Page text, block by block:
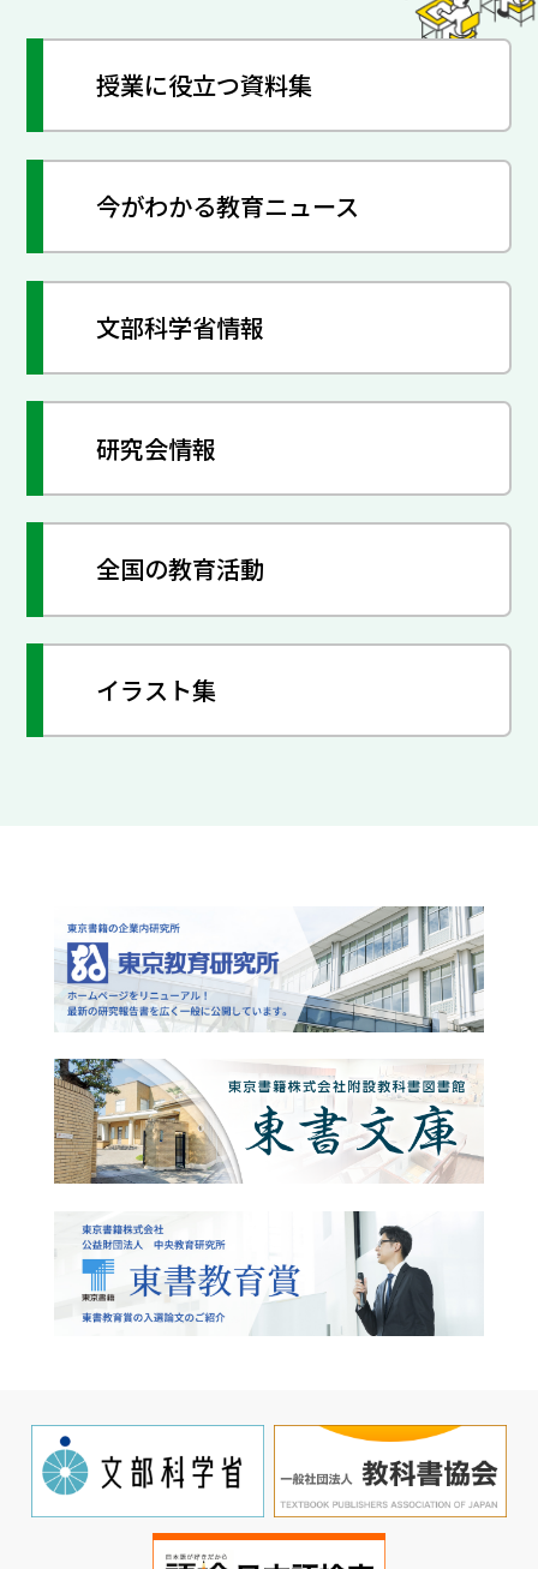
授業に役立つ資料集
今がわかる教育ニュース
文部科学省情報
研究会情報
全国の教育活動
イラスト集